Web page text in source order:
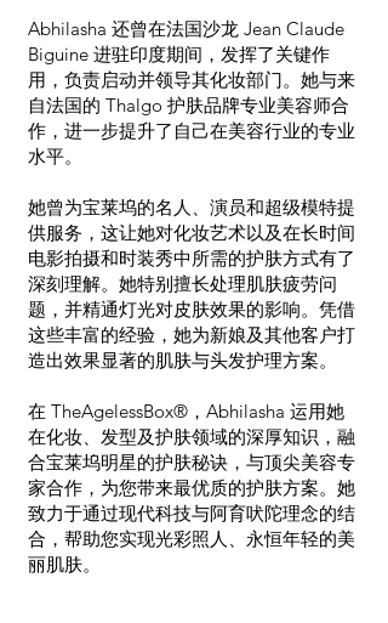
Abhilasha 还曾在法国沙龙 Jean Claude
Biguine 进驻印度期间，发挥了关键作
用，负责启动并领导其化妆部门。她与来
自法国的 Thalgo 护肤品牌专业美容师合
作，进一步提升了自己在美容行业的专业
水平。
她曾为宝莱坞的名人、演员和超级模特提
供服务，这让她对化妆艺术以及在长时间
电影拍摄和时装秀中所需的护肤方式有了
深刻理解。她特别擅长处理肌肤疲劳问
题，并精通灯光对皮肤效果的影响。凭借
这些丰富的经验，她为新娘及其他客户打
造出效果显著的肌肤与头发护理方案。
在 TheAgelessBox®，Abhilasha 运用她
在化妆、发型及护肤领域的深厚知识，融
合宝莱坞明星的护肤秘诀，与顶尖美容专
家合作，为您带来最优质的护肤方案。她
致力于通过现代科技与阿育吠陀理念的结
合，帮助您实现光彩照人、永恒年轻的美
丽肌肤。